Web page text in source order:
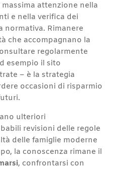
attenzione nella
e nella verifica dei
normativa. Rimanere
che accompagnano la
regolarmente
esempio il sito
– è la strategia
occasioni di risparmio
ulteriori
revisioni delle regole
delle famiglie moderne
la conoscenza rimane il
, confrontarsi con